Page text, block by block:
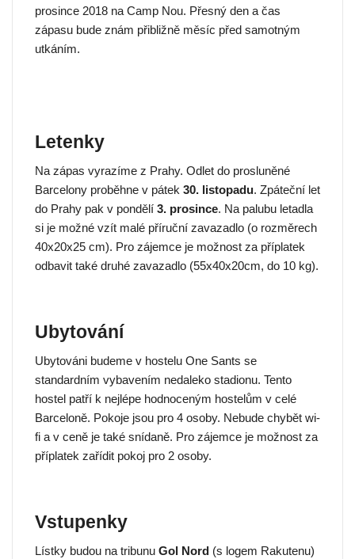
prosince 2018 na Camp Nou. Přesný den a čas
zápasu bude znám přibližně měsíc před samotným
utkáním.
Letenky
Na zápas vyrazíme z Prahy. Odlet do prosluněné
Barcelony proběhne v pátek 30. listopadu. Zpáteční let
do Prahy pak v pondělí 3. prosince. Na palubu letadla
si je možné vzít malé příruční zavazadlo (o rozměrech
40x20x25 cm). Pro zájemce je možnost za příplatek
odbavit také druhé zavazadlo (55x40x20cm, do 10 kg).
Ubytování
Ubytováni budeme v hostelu One Sants se
standardním vybavením nedaleko stadionu. Tento
hostel patří k nejlépe hodnoceným hostelům v celé
Barceloně. Pokoje jsou pro 4 osoby. Nebude chybět wi-
fi a v ceně je také snídaně. Pro zájemce je možnost za
příplatek zařídit pokoj pro 2 osoby.
Vstupenky
Lístky budou na tribunu Gol Nord (s logem Rakutenu)